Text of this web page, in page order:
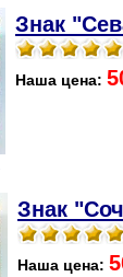
Знак
Наша цена:
Знак
Наша цена: